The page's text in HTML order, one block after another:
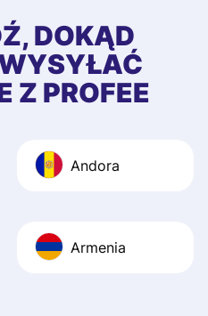
first started
app, and they
quick to provide
and helpful
Recommend it!
DOKĄD
Z PROFEE
Andora
Armenia